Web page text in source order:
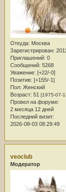
Откуда: Москва
Зарегистрирован:
Приглашений: 0
Сообщений: 5268
Уважение: [+22/-0]
Позитив: [+155/-1]
Пол: Женский
Возраст: 51 [1975-07-
Провел на форуме:
2 месяца 12 дней
Последний визит:
2026-08-03 08:29:49
veoclub
Модератор